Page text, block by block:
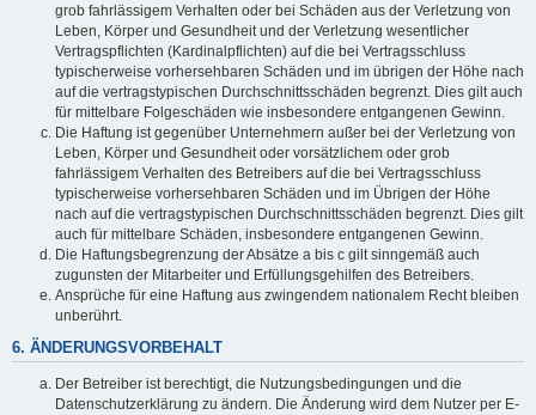
grob fahrlässigem Verhalten oder bei Schäden aus der Verletzung von
Leben, Körper und Gesundheit und der Verletzung wesentlicher
Vertragspflichten (Kardinalpflichten) auf die bei Vertragsschluss
typischerweise vorhersehbaren Schäden und im übrigen der Höhe nach
auf die vertragstypischen Durchschnittsschäden begrenzt. Dies gilt auch
für mittelbare Folgeschäden wie insbesondere entgangenen Gewinn.
Die Haftung ist gegenüber Unternehmern außer bei der Verletzung von
Leben, Körper und Gesundheit oder vorsätzlichem oder grob
fahrlässigem Verhalten des Betreibers auf die bei Vertragsschluss
typischerweise vorhersehbaren Schäden und im Übrigen der Höhe
nach auf die vertragstypischen Durchschnittsschäden begrenzt. Dies gilt
auch für mittelbare Schäden, insbesondere entgangenen Gewinn.
Die Haftungsbegrenzung der Absätze a bis c gilt sinngemäß auch
zugunsten der Mitarbeiter und Erfüllungsgehilfen des Betreibers.
Ansprüche für eine Haftung aus zwingendem nationalem Recht bleiben
unberührt.
6. ÄNDERUNGSVORBEHALT
Der Betreiber ist berechtigt, die Nutzungsbedingungen und die
Datenschutzerklärung zu ändern. Die Änderung wird dem Nutzer per E-